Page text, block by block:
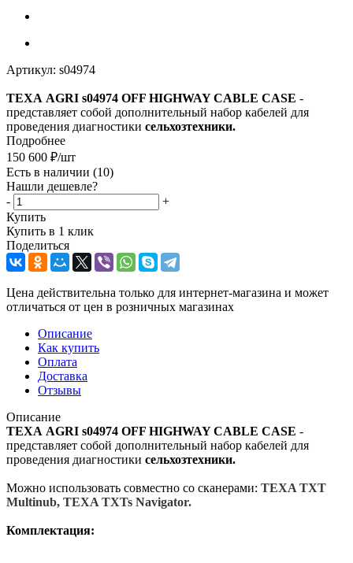
Артикул: s04974
TEXA AGRI s04974 OFF HIGHWAY CABLE CASE -
представляет собой дополнительный набор кабелей для
проведения диагностики сельхозтехники.
Подробнее
150 600 ₽/шт
Есть в наличии (10)
Нашли дешевле?
-
+
Купить
Купить в 1 клик
Поделиться
Цена действительна только для интернет-магазина и может
отличаться от цен в розничных магазинах
Описание
Как купить
Оплата
Доставка
Отзывы
Описание
TEXA AGRI s04974 OFF HIGHWAY CABLE CASE -
представляет собой дополнительный набор кабелей для
проведения диагностики сельхозтехники.
Можно использовать совместно со сканерами: TEXA TXT
Multinub, TEXA TXTs Navigator.
Комплектация: